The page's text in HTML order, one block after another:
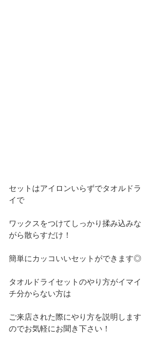
セットはアイロンいらずでタオルドラ
イで
ワックスをつけてしっかり揉み込みな
がら散らすだけ！
簡単にカッコいいセットができます◎
タオルドライセットのやり方がイマイ
チ分からない方は
ご来店された際にやり方を説明します
のでお気軽にお聞き下さい！